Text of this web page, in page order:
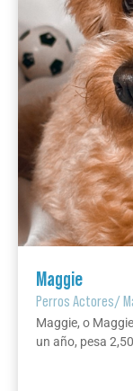
Maggie
Perros Actores/
Maggie, o
un año, pesa